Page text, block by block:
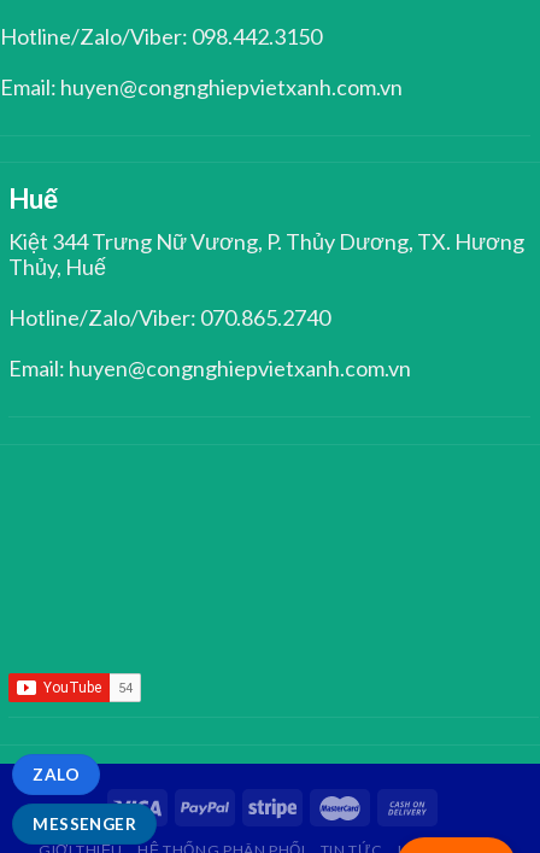
Hotline/Zalo/Viber: 098.442.3150
Email: huyen@congnghiepvietxanh.com.vn
Huế
Kiệt 344 Trưng Nữ Vương, P. Thủy Dương, TX. Hương
Thủy, Huế
Hotline/Zalo/Viber: 070.865.2740
Email: huyen@congnghiepvietxanh.com.vn
MESSENGER
ZALO